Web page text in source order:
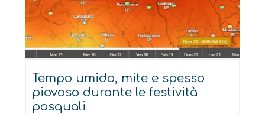
Tempo umido, mite e spesso
piovoso durante le festività
pasquali